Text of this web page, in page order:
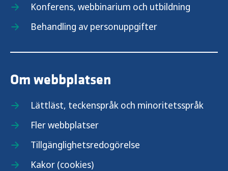
Konferens, webbinarium och utbildning
Behandling av personuppgifter
Om webbplatsen
Lättläst, teckenspråk och minoritetsspråk
Fler webbplatser
Tillgänglighetsredogörelse
Kakor (cookies)